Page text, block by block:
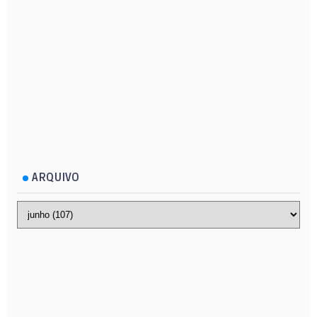
ARQUIVO